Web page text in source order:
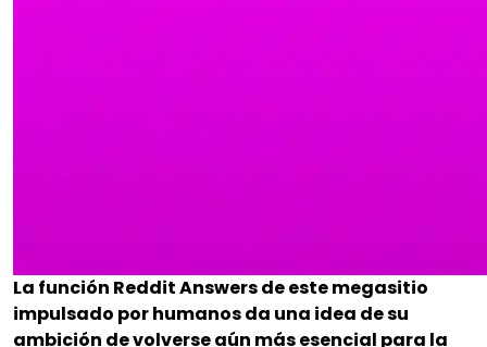
La función Reddit Answers de este megasitio
impulsado por humanos da una idea de su
ambición de volverse aún más esencial para la